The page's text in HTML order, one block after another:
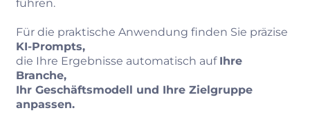
führen.
Für die praktische Anwendung finden Sie präzise
KI‑Prompts,
die Ihre Ergebnisse automatisch auf Ihre
Branche,
Ihr Geschäftsmodell und Ihre Zielgruppe
anpassen.